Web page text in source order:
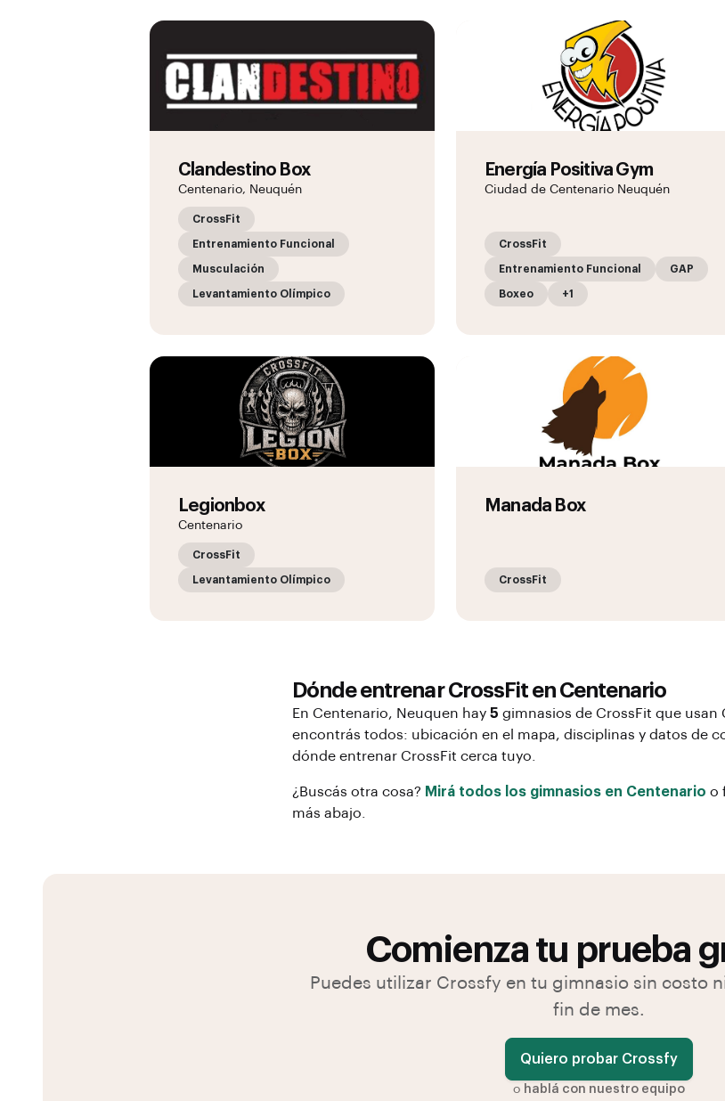
Clandestino Box
Centenario, Neuquén
CrossFit
Entrenamiento Funcional
Musculación
Levantamiento Olímpico
Energía Positiva Gym
Ciudad de Centenario Neuquén
CrossFit
Entrenamiento Funcional GAP
Boxeo +1
Legionbox
Centenario
CrossFit
Levantamiento Olímpico
Manada Box
CrossFit
Dónde entrenarCrossFiten Centenario
En Centenario, Neuquen hay 5 gimnasios de CrossFit que usan
encontrás todos: ubicación en el mapa, disciplinas y datos de
dónde entrenar CrossFit cerca tuyo.
¿Buscás otra cosa? Mirá todos los gimnasios en Centenario o
más abajo.
Comienza tu prueba
Puedes utilizar Crossfy en tu gimnasio sin costo
fin de mes.
Quiero probar Crossfy
o hablá con nuestro equipo